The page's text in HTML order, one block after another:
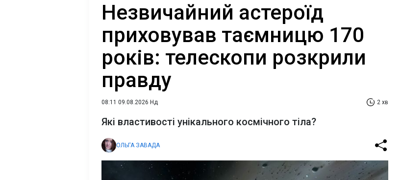
Незвичайний астероїд
приховував таємницю 170
років: телескопи розкрили
правду
08:11 09.08.2026 Нд 2 хв
Які властивості унікального космічного тіла?
ОЛЬГА ЗАВАДА